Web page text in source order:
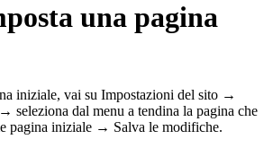
una pagina
iniziale, vai su Impostazioni del sito →
seleziona dal menu a tendina la pagina che
pagina iniziale → Salva le modifiche.